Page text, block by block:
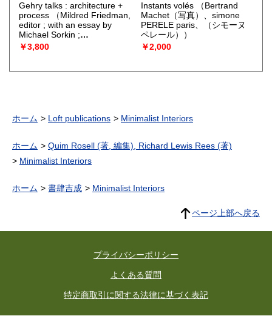
Gehry talks : architecture +
process
（Mildred Friedman,
editor ; with an essay by
Michael Sorkin ;
commentaries by Frank O.
Gehry）
￥3,800
Instants volés
（Bertrand
Machet（写真）、simone
PERELE paris、（シモーヌ
ペレール））
￥2,000
ホーム Loft publications Minimalist Interiors
ホーム
Quim Rosell (著, 編集), Richard Lewis Rees (著)
Minimalist Interiors
ホーム 書肆吉成 Minimalist Interiors
ページ上部へ戻る
プライバシーポリシー
よくある質問
特定商取引に関する法律に基づく表記